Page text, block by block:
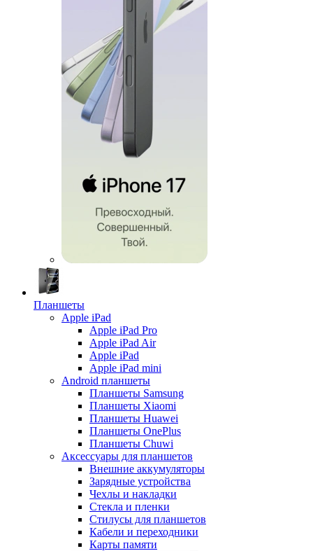
Планшеты
Apple iPad
Apple iPad Pro
Apple iPad Air
Apple iPad
Apple iPad mini
Android планшеты
Планшеты Samsung
Планшеты Xiaomi
Планшеты Huawei
Планшеты OnePlus
Планшеты Chuwi
Аксессуары для планшетов
Внешние аккумуляторы
Зарядные устройства
Чехлы и накладки
Стекла и пленки
Стилусы для планшетов
Кабели и переходники
Карты памяти